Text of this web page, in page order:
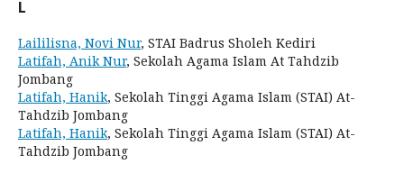
L
Laililisna, Novi Nur, STAI Badrus Sholeh Kediri
Latifah, Anik Nur, Sekolah Agama Islam At Tahdzib
Jombang
Latifah, Hanik, Sekolah Tinggi Agama Islam (STAI) At-
Tahdzib Jombang
Latifah, Hanik, Sekolah Tinggi Agama Islam (STAI) At-
Tahdzib Jombang